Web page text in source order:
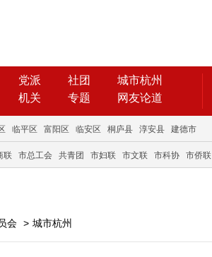
党派 社团
城市杭州
机关
专题 网友论道
临平区 富阳区 临安区 桐庐县 淳安县 建德市
联 市总工会 共青团 市妇联 市文联 市科协 市侨联
会 > 城市杭州